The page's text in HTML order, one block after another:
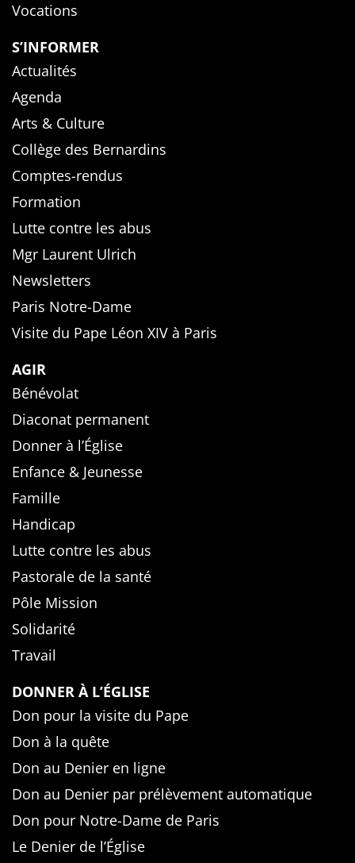
Vocations
S’INFORMER
Actualités
Agenda
Arts & Culture
Collège des Bernardins
Comptes-rendus
Formation
Lutte contre les abus
Mgr Laurent Ulrich
Newsletters
Paris Notre-Dame
Visite du Pape Léon XIV à Paris
AGIR
Bénévolat
Diaconat permanent
Donner à l’Église
Enfance & Jeunesse
Famille
Handicap
Lutte contre les abus
Pastorale de la santé
Pôle Mission
Solidarité
Travail
DONNER À L’ÉGLISE
Don pour la visite du Pape
Don à la quête
Don au Denier en ligne
Don au Denier par prélèvement automatique
Don pour Notre-Dame de Paris
Le Denier de l’Église